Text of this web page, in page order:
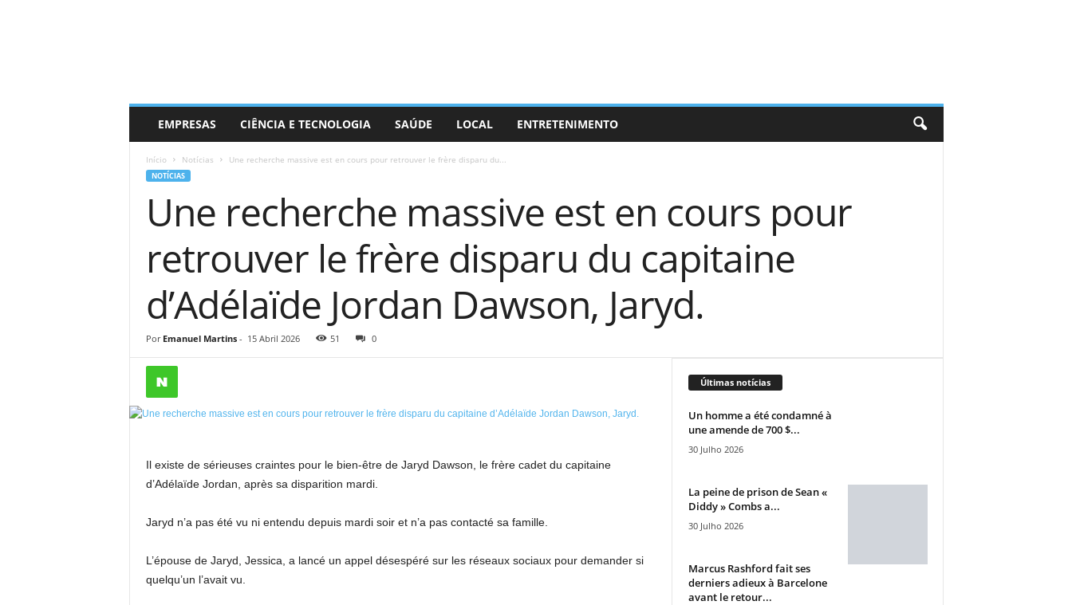
EMPRESAS CIÊNCIA E TECNOLOGIA SAÚDE LOCAL ENTRETENIMENTO
Início Notícias Une recherche massive est en cours pour retrouver le frère disparu du...
NOTÍCIAS
Une recherche massive est en cours pour
retrouver le frère disparu du capitaine
d’Adélaïde Jordan Dawson, Jaryd.
Por Emanuel Martins- 15 Abril 2026 51 0
Il existe de sérieuses craintes pour le bien-être de Jaryd Dawson, le frère cadet du capitaine
d’Adélaïde Jordan, après sa disparition mardi.
Jaryd n’a pas été vu ni entendu depuis mardi soir et n’a pas contacté sa famille.
L’épouse de Jaryd, Jessica, a lancé un appel désespéré sur les réseaux sociaux pour demander si
quelqu’un l’avait vu.
Últimas notícias
Un homme a été condamné à
une amende de 700 $...
30 Julho 2026
La peine de prison de Sean «
Diddy » Combs a...
30 Julho 2026
Marcus Rashford fait ses
derniers adieux à Barcelone
avant le retour...